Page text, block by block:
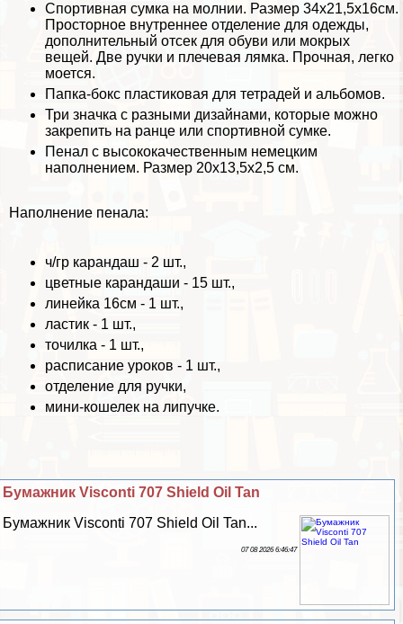
Спортивная сумка на молнии. Размер 34х21,5х16см.
Просторное внутреннее отделение для одежды,
дополнительный отсек для обуви или мокрых
вещей. Две ручки и плечевая лямка. Прочная, легко
моется.
Папка-бокс пластиковая для тетрадей и альбомов.
Три значка с разными дизайнами, которые можно
закрепить на ранце или спортивной сумке.
Пенал с высококачественным немецким
наполнением. Размер 20х13,5х2,5 см.
Наполнение пенала:
ч/гр карандаш - 2 шт.,
цветные карандаши - 15 шт.,
линейка 16см - 1 шт.,
ластик - 1 шт.,
точилка - 1 шт.,
расписание уроков - 1 шт.,
отделение для ручки,
мини-кошелек на липучке.
Бумажник Visconti 707 Shield Oil Tan
Бумажник Visconti 707 Shield Oil Tan...
07 08 2026 6:46:47